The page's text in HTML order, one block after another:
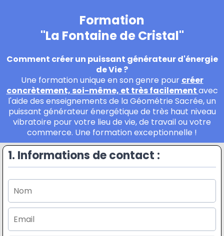
Formation
"La Fontaine de Cristal"
Comment créer un puissant générateur d'énergie
de Vie ?
Une formation unique en son genre pour créer
concrètement, soi-même, et très facilementavec
l'aide des enseignements de la Géométrie Sacrée, un
puissant générateur énergétique de très haut niveau
vibratoire pour votre lieu de vie, de travail ou votre
commerce. Une formation exceptionnelle !
1. Informations de contact :